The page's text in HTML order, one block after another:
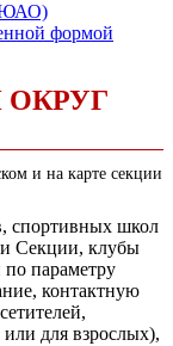
формой
и на карте секции
спортивных школ
Секции, клубы
параметру
контактную
для взрослых),